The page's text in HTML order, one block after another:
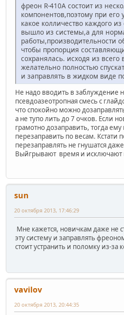
фреон R-410А состоит из
компонентов,поэтому при его
какое колличество каждого
вышло из системы,а для
работы,производительности
чтобы пропорция
сохранялась. исходя из
желательно полностью
и заправлять в жидком виде
Не надо вводить в заблуждение
псевдоазеотропная смесь с
что спокойно можно
а не тупо лить до 7 очков. Если
грамотно дозаправить, тогда
перезаправить по весам. Кстати
перезаправлять не гнушатся
Выйгрывают время и исключают
sun
20 октября 2013, 17:46:29
Мне кажется, новичкам даже не
эту систему и заправлять
стоит устранить и поломку из-за
vavilov
20 октября 2013, 20:44:35